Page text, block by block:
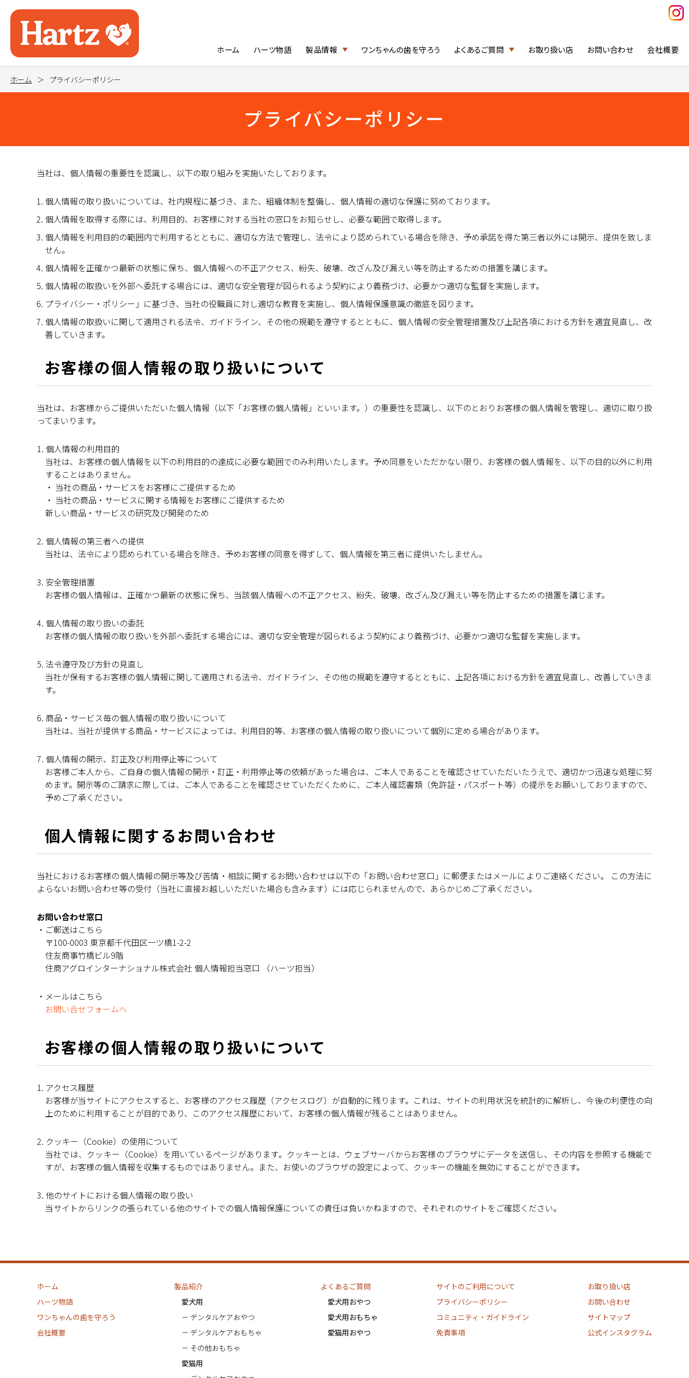
ホーム ハーツ物語 製品情報 ワンちゃんの歯を守ろう よくあるご質問 お取り扱い店 お問い合わせ 会社概要
ホーム プライバシーポリシー
プライバシーポリシー
当社は、個人情報の重要性を認識し、以下の取り組みを実施いたしております。
個人情報の取り扱いについては、社内規程に基づき、また、組織体制を整備し、個人情報の適切な保護に努めております。
個人情報を取得する際には、利用目的、お客様に対する当社の窓口をお知らせし、必要な範囲で取得します。
個人情報を利用目的の範囲内で利用するとともに、適切な方法で管理し、法令により認められている場合を除き、予め承諾を得た第三者以外には開示、提供を致しま
せん。
個人情報を正確かつ最新の状態に保ち、個人情報への不正アクセス、紛失、破壊、改ざん及び漏えい等を防止するための措置を講じます。
個人情報の取扱いを外部へ委託する場合には、適切な安全管理が図られるよう契約により義務づけ、必要かつ適切な監督を実施します。
プライバシー・ポリシー」に基づき、当社の役職員に対し適切な教育を実施し、個人情報保護意識の徹底を図ります。
個人情報の取扱いに関して適用される法令、ガイドライン、その他の規範を遵守するとともに、個人情報の安全管理措置及び上記各項における方針を適宜見直し、改
善していきます。
お客様の個人情報の取り扱いについて
当社は、お客様からご提供いただいた個人情報（以下「お客様の個人情報」といいます。）の重要性を認識し、以下のとおりお客様の個人情報を管理し、適切に取り扱
ってまいります。
1. 個人情報の利用目的
当社は、お客様の個人情報を以下の利用目的の達成に必要な範囲でのみ利用いたします。予め同意をいただかない限り、お客様の個人情報を、以下の目的以外に利用
することはありません。
・ 当社の商品・サービスをお客様にご提供するため
・ 当社の商品・サービスに関する情報をお客様にご提供するため
新しい商品・サービスの研究及び開発のため
2. 個人情報の第三者への提供
当社は、法令により認められている場合を除き、予めお客様の同意を得ずして、個人情報を第三者に提供いたしません。
3. 安全管理措置
お客様の個人情報は、正確かつ最新の状態に保ち、当該個人情報への不正アクセス、紛失、破壊、改ざん及び漏えい等を防止するための措置を講じます。
4. 個人情報の取り扱いの委託
お客様の個人情報の取り扱いを外部へ委託する場合には、適切な安全管理が図られるよう契約により義務づけ、必要かつ適切な監督を実施します。
5. 法令遵守及び方針の見直し
当社が保有するお客様の個人情報に関して適用される法令、ガイドライン、その他の規範を遵守するとともに、上記各項における方針を適宜見直し、改善していきま
す。
6. 商品・サービス毎の個人情報の取り扱いについて
当社は、当社が提供する商品・サービスによっては、利用目的等、お客様の個人情報の取り扱いについて個別に定める場合があります。
7. 個人情報の開示、訂正及び利用停止等について
お客様ご本人から、ご自身の個人情報の開示・訂正・利用停止等の依頼があった場合は、ご本人であることを確認させていただいたうえで、適切かつ迅速な処理に努
めます。開示等のご請求に際しては、ご本人であることを確認させていただくために、ご本人確認書類（免許証・パスポート等）の提示をお願いしておりますので、
予めご了承ください。
個人情報に関するお問い合わせ
当社におけるお客様の個人情報の開示等及び苦情・相談に関するお問い合わせは以下の「お問い合わせ窓口」に郵便またはメールによりご連絡ください。 この方法に
よらないお問い合わせ等の受付（当社に直接お越しいただいた場合も含みます）には応じられませんので、あらかじめご了承ください。
お問い合わせ窓口
・ご郵送はこちら
〒100-0003 東京都千代田区一ツ橋1-2-2
住友商事竹橋ビル9階
住商アグロインターナショナル株式会社 個人情報担当窓口 （ハーツ担当）
・メールはこちら
お問い合せフォームへ
お客様の個人情報の取り扱いについて
1. アクセス履歴
お客様が当サイトにアクセスすると、お客様のアクセス履歴（アクセスログ）が自動的に残ります。これは、サイトの利用状況を統計的に解析し、今後の利便性の向
上のために利用することが目的であり、このアクセス履歴において、お客様の個人情報が残ることはありません。
2. クッキー（Cookie）の使用について
当社では、クッキー（Cookie）を用いているページがあります。クッキーとは、ウェブサーバからお客様のブラウザにデータを送信し、その内容を参照する機能で
すが、お客様の個人情報を収集するものではありません。また、お使いのブラウザの設定によって、クッキーの機能を無効にすることができます。
3. 他のサイトにおける個人情報の取り扱い
当サイトからリンクの張られている他のサイトでの個人情報保護についての責任は負いかねますので、それぞれのサイトをご確認ください。
ホーム
ハーツ物語
ワンちゃんの歯を守ろう
会社概要
製品紹介
愛犬用
デンタルケアおやつ
デンタルケアおもちゃ
その他おもちゃ
愛猫用
よくあるご質問
愛犬用おやつ
愛犬用おもちゃ
愛猫用おやつ
サイトのご利用について
プライバシーポリシー
コミュニティ・ガイドライン
免責事項
お取り扱い店
お問い合わせ
サイトマップ
公式インスタグラム